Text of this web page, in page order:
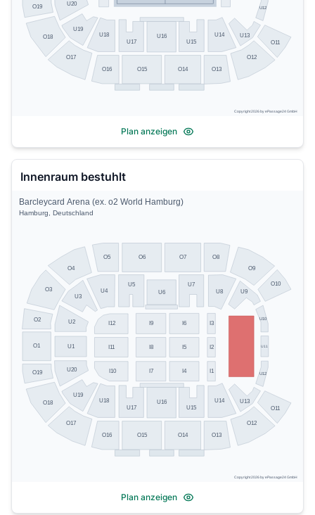
O19
O18
O17
O16 O15 O14 O13
O12
O11
U20
U19
U18
U17
U16
U15
U14 U13
U12
Copyright 2026 by ePassage24 GmbH
Plan anzeigen
Innenraum bestuhlt
O19
O18
O17
O16 O15 O14 O13
O12
O11
O10
O9
O8
O7
O6
O5
O4
O3
O2
O1
U20
U19
U18
U17
U16
U15
U14 U13
U12
U11
U10
U9
U8
U7
U6
U5
U4
U3
U2
U1
I1
I2
I3
I4
I5
I6
I7
I8
I9
I10
I11
I12
Barcleycard Arena (ex. o2 World Hamburg)
Hamburg, Deutschland
Copyright 2026 by ePassage24 GmbH
Plan anzeigen